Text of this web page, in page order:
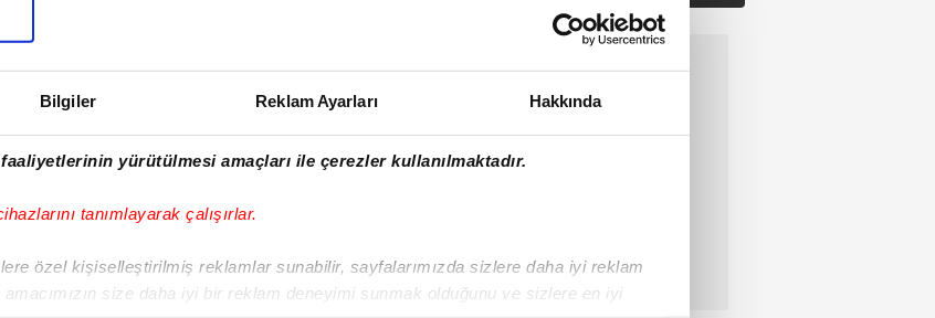
Bilgiler Reklam Ayarları Hakkında
yürütülmesi amaçları ile çerezler kullanılmaktadır.
tanımlayarak çalışırlar.
özel kişiselleştirilmiş reklamlar sunabilir, sayfalarımızda sizlere daha iyi reklam
size daha iyi bir reklam deneyimi sunmak olduğunu ve sizlere en iyi